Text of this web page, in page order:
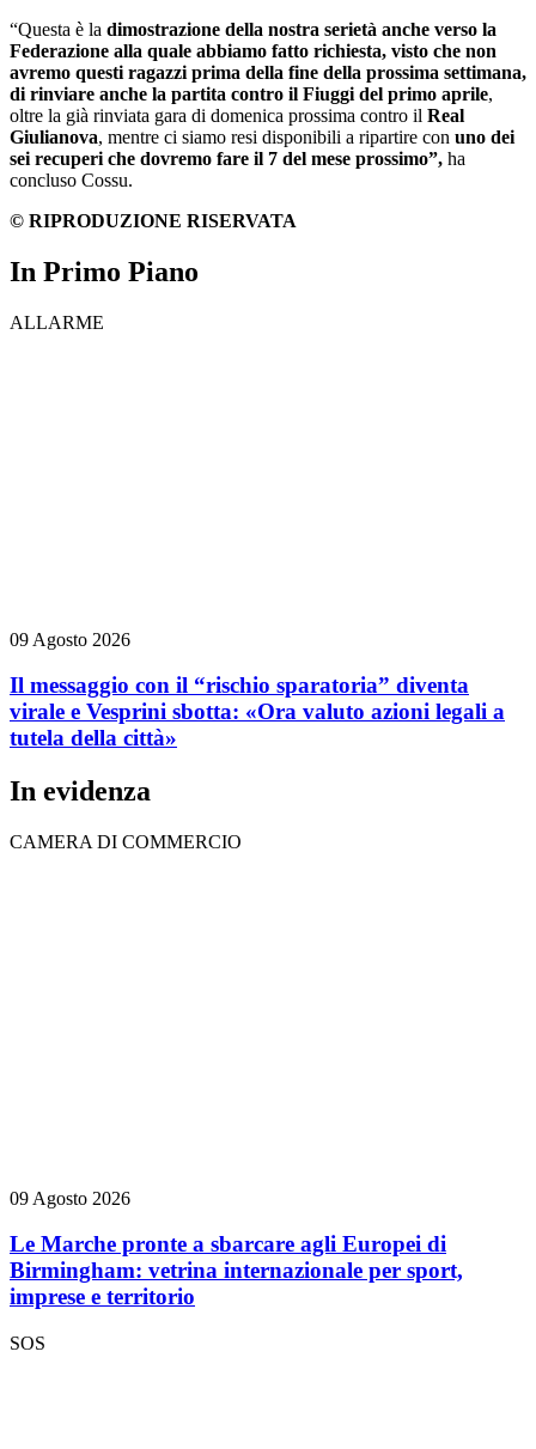
“Questa è la dimostrazione della nostra serietà anche verso la
Federazione alla quale abbiamo fatto richiesta, visto che non
avremo questi ragazzi prima della fine della prossima settimana,
di rinviare anche la partita contro il Fiuggi del primo aprile,
oltre la già rinviata gara di domenica prossima contro il Real
Giulianova, mentre ci siamo resi disponibili a ripartire con uno dei
sei recuperi che dovremo fare il 7 del mese prossimo”, ha
concluso Cossu.
© RIPRODUZIONE RISERVATA
In Primo Piano
ALLARME
09 Agosto 2026
Il messaggio con il “rischio sparatoria” diventa
virale e Vesprini sbotta: «Ora valuto azioni legali a
tutela della città»
In evidenza
CAMERA DI COMMERCIO
09 Agosto 2026
Le Marche pronte a sbarcare agli Europei di
Birmingham: vetrina internazionale per sport,
imprese e territorio
SOS